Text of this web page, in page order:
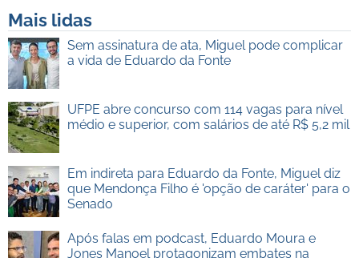
Mais lidas
Sem assinatura de ata, Miguel pode complicar
a vida de Eduardo da Fonte
UFPE abre concurso com 114 vagas para nível
médio e superior, com salários de até R$ 5,2 mil
Em indireta para Eduardo da Fonte, Miguel diz
que Mendonça Filho é 'opção de caráter' para o
Senado
Após falas em podcast, Eduardo Moura e
Jones Manoel protagonizam embates na